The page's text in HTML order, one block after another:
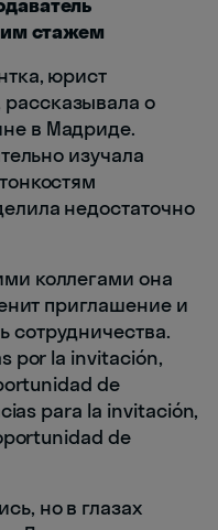
стажем
юрист
о
в Мадриде.
изучала
недостаточно
коллегами она
приглашение и
сотрудничества.
por la invitación,
de
para la invitación,
de
но в глазах